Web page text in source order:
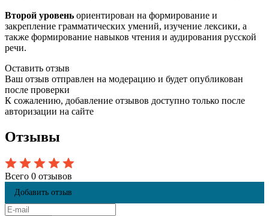
Второй уровень ориентирован на формирование и
закрепление грамматических умений, изучение лексики, а
также формирование навыков чтения и аудирования русской
речи.
Оставить отзыв
Ваш отзыв отправлен на модерацию и будет опубликован
после проверки
К сожалению, добавление отзывов доступно только после
авторизации на сайте
Отзывы
Всего 0 отзывов
Добавить отзыв